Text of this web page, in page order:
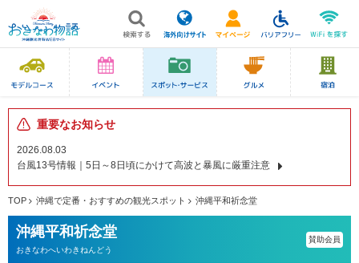
重要なお知らせ
2026.08.03
台風13号情報｜5日～8日頃にかけて高波と暴風に厳重注意
TOP 沖縄で定番・おすすめの観光スポット 沖縄平和祈念堂
沖縄平和祈念堂
おきなわへいわきねんどう
賛助会員